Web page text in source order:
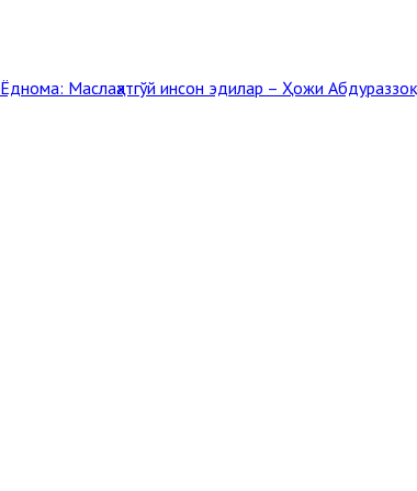
Ёднома: Маслаҳатгўй инсон эдилар – Ҳожи